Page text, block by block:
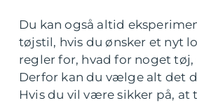
Du kan også altid
tøjstil, hvis du ønsker et nyt
regler for, hvad for noget tøj,
Derfor kan du vælge alt det
Hvis du vil være sikker på, at